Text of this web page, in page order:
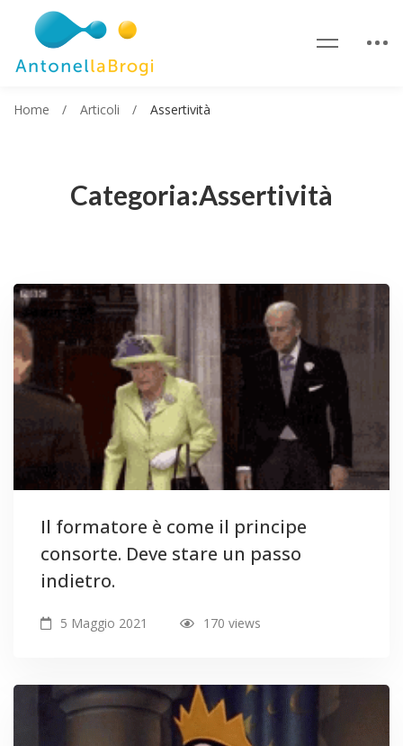
Categoria:Assertività
Home Articoli Assertività
Il formatore è come il principe
consorte. Deve stare un passo
indietro.
5 Maggio 2021 170 views